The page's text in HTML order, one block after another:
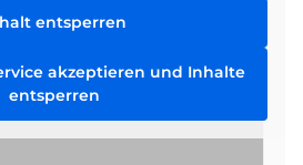
entsperren
akzeptieren und Inhalte
entsperren